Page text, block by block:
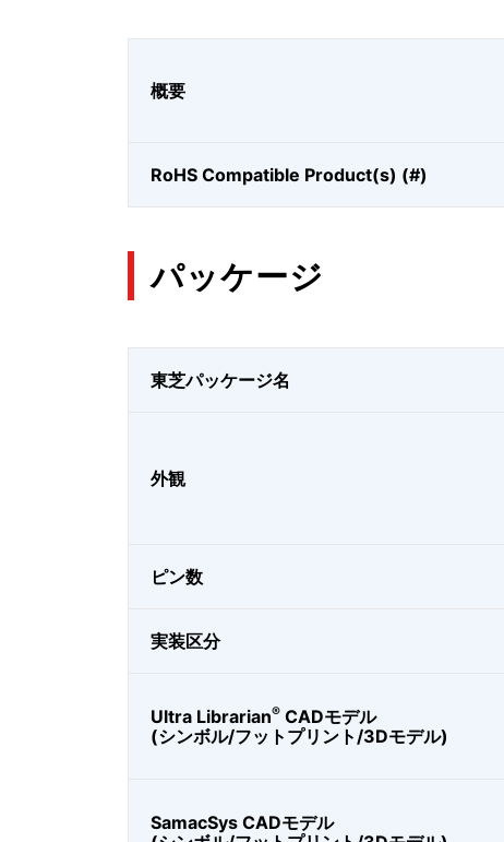
概要
RoHS Compatible Product(s) (#)
パッケージ
東芝パッケージ名
外観
ピン数
実装区分
Ultra Librarian® CADモデル
(シンボル/フットプリント/3Dモデル)
SamacSys CADモデル